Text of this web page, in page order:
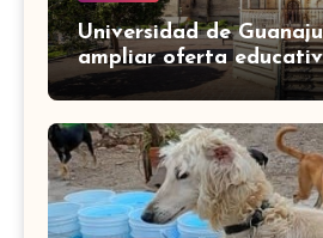
Universidad de
ampliar oferta
para cubrir demandas